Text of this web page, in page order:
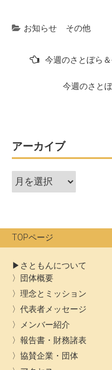
お知らせ その他
ー
シ
ョ
今週のさとぼら
今週のさと
アーカイブ
ア
ー
ブ
TOPページ
さともんについて
団体概要
理念とミッション
代表者メッセージ
メンバー紹介
報告書・財務諸表
協賛企業・団体